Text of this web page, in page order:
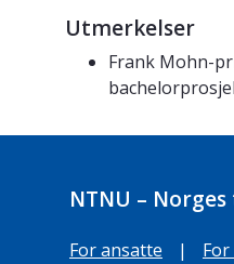
Utmerkelser
Frank Mohn-
NTNU –
For ansatte |